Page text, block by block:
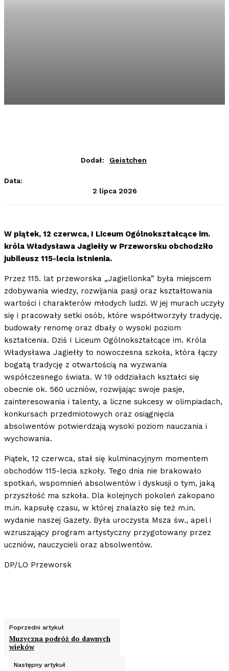
Dodał: Geistchen
Data:
2 lipca 2026
W piątek, 12 czerwca, I Liceum Ogólnokształcące im.
króla Władysława Jagiełły w Przeworsku obchodziło
jubileusz 115-lecia istnienia.
Przez 115. lat przeworska „Jagiellonka” była miejscem
zdobywania wiedzy, rozwijania pasji oraz kształtowania
wartości i charakterów młodych ludzi. W jej murach uczyły
się i pracowały setki osób, które współtworzyły tradycję,
budowały renomę oraz dbały o wysoki poziom
kształcenia. Dziś I Liceum Ogólnokształcące im. Króla
Władysława Jagiełły to nowoczesna szkoła, która łączy
bogatą tradycję z otwartością na wyzwania
współczesnego świata. W 19 oddziałach kształci się
obecnie ok. 560 uczniów, rozwijając swoje pasje,
zainteresowania i talenty, a liczne sukcesy w olimpiadach,
konkursach przedmiotowych oraz osiągnięcia
absolwentów potwierdzają wysoki poziom nauczania i
wychowania.
Piątek, 12 czerwca, stał się kulminacyjnym momentem
obchodów 115-lecia szkoły. Tego dnia nie brakowało
spotkań, wspomnień absolwentów i dyskusji o tym, jaką
przyszłość ma szkoła. Dla kolejnych pokoleń zakopano
m.in. kapsułę czasu, w której znalazło się też m.in.
wydanie naszej Gazety. Była uroczysta Msza św., apel i
wzruszający program artystyczny przygotowany przez
uczniów, nauczycieli oraz absolwentów.
DP/LO Przeworsk
Poprzedni artykuł
Muzyczna podróż do dawnych
wieków
Następny artykuł